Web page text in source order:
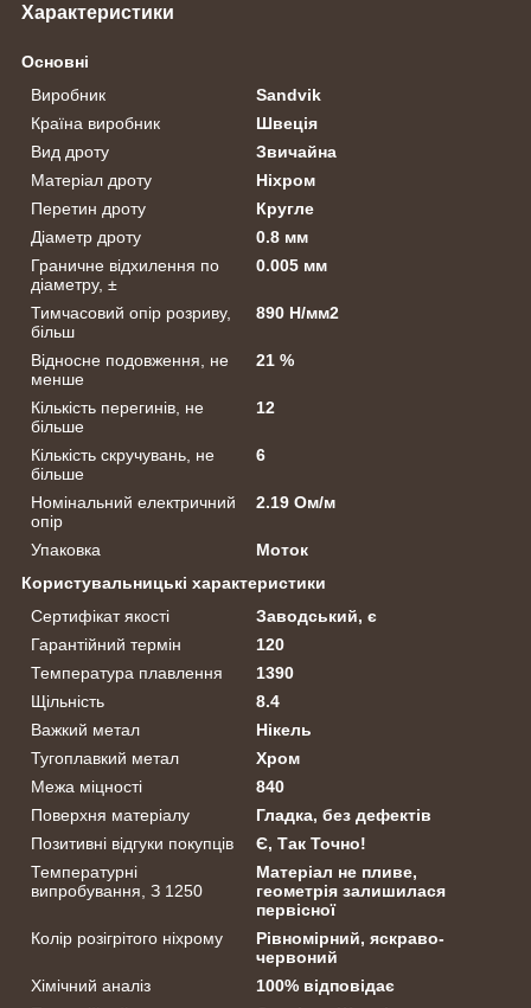
Характеристики
Основні
Виробник
Sandvik
Країна виробник
Швеція
Вид дроту
Звичайна
Матеріал дроту
Ніхром
Перетин дроту
Кругле
Діаметр дроту
0.8 мм
Граничне відхилення по
діаметру, ±
0.005 мм
Тимчасовий опір розриву,
більш
890 Н/мм2
Відносне подовження, не
менше
21 %
Кількість перегинів, не
більше
12
Кількість скручувань, не
більше
6
Номінальний електричний
опір
2.19 Ом/м
Упаковка
Моток
Користувальницькі характеристики
Сертифікат якості
Заводський, є
Гарантійний термін
120
Температура плавлення
1390
Щільність
8.4
Важкий метал
Нікель
Тугоплавкий метал
Хром
Межа міцності
840
Поверхня матеріалу
Гладка, без дефектів
Позитивні відгуки покупців
Є, Так Точно!
Температурні
випробування, З 1250
Матеріал не пливе,
геометрія залишилася
первісної
Колір розігрітого ніхрому
Рівномірний, яскраво-
червоний
Хімічний аналіз
100% відповідає